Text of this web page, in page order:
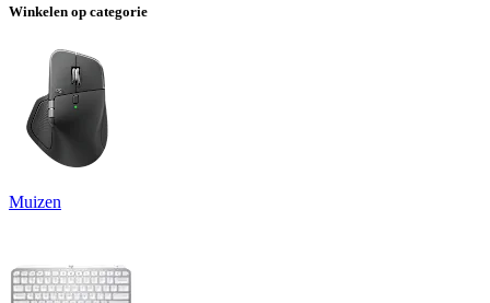
Winkelen op categorie
Muizen